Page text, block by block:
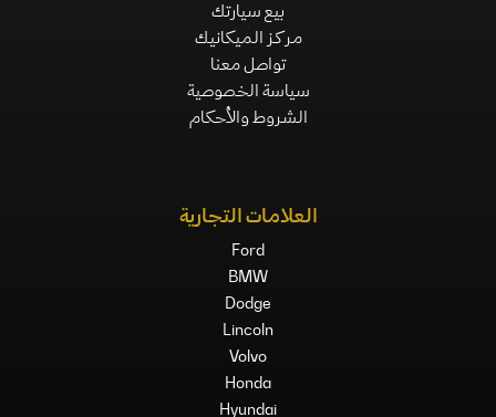
بيع سيارتك
مركز الميكانيك
تواصل معنا
سياسة الخصوصية
الشروط والأحكام
العلامات التجارية
Ford
BMW
Dodge
Lincoln
Volvo
Honda
Hyundai